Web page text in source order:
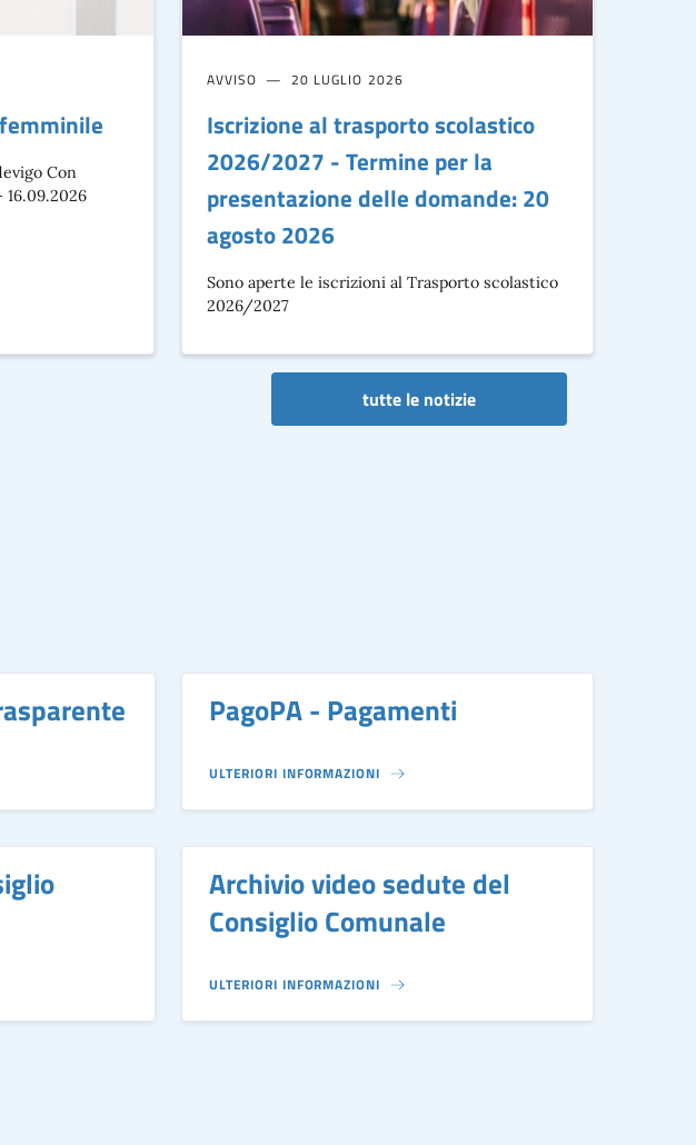
Con
16.09.2026
AVVISO 20 LUGLIO 2026
Iscrizione al trasporto scolastico
2026/2027 - Termine per la
presentazione delle domande: 20
agosto 2026
Sono aperte le iscrizioni al Trasporto scolastico
2026/2027
tutte le notizie
PagoPA - Pagamenti
ULTERIORI INFORMAZIONI
Archivio video sedute del
Consiglio Comunale
ULTERIORI INFORMAZIONI